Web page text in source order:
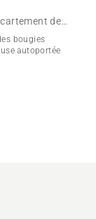
des
bougies
autoportée